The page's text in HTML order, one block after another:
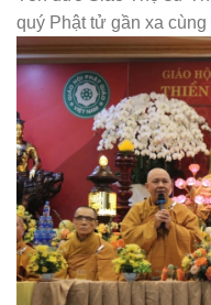
quý Phật tử gần xa cùng